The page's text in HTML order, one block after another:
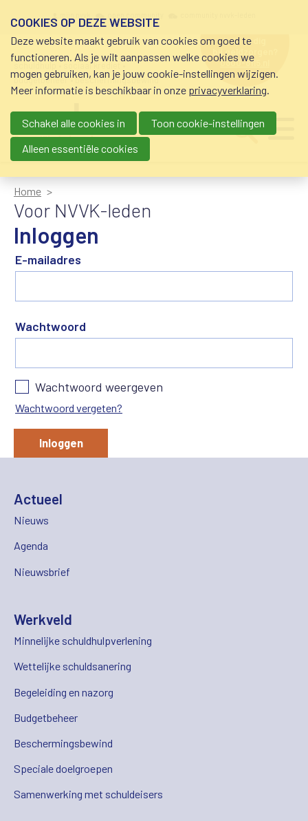
schuldhulp • sociaal krediet •
budgetbeheer • beschermingsbewind
hulp nodig
bij geldzorgen?
0800-8115.nl
Main navigation
Home
Voor NVVK-leden
Inloggen
E-mailadres
Wachtwoord
Wachtwoord weergeven
Wachtwoord vergeten?
Inloggen
Actueel
Nieuws
Agenda
Nieuwsbrief
Werkveld
Minnelijke schuldhulpverlening
Wettelijke schuldsanering
Begeleiding en nazorg
Budgetbeheer
Beschermingsbewind
Speciale doelgroepen
Samenwerking met schuldeisers
COOKIES OP DEZE WEBSITE
Deze website maakt gebruik van cookies om goed te
functioneren. Als je wilt aanpassen welke cookies we
mogen gebruiken, kan je jouw cookie-instellingen wijzigen.
Meer informatie is beschikbaar in onze privacyverklaring.
Schakel alle cookies in
Toon cookie-instellingen
Alleen essentiële cookies